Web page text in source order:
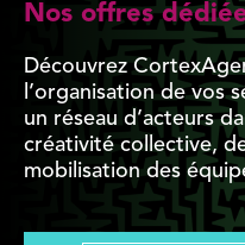
Nos offres
Découvrez
l’organisation de vos
un réseau d’acteurs
créativité collective,
mobilisation des